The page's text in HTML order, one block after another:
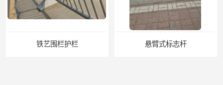
铁艺围栏护栏 悬臂式标志杆